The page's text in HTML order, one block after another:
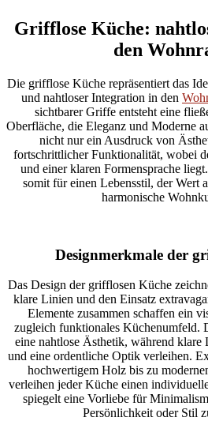
Grifflose Küche:
den
Die grifflose Küche repräsentiert das
und nahtloser Integration in den
sichtbarer Griffe entsteht eine
Oberfläche, die Eleganz und Moderne
nicht nur ein Ausdruck von
fortschrittlicher Funktionalität, wobei
und einer klaren Formensprache
somit für einen Lebensstil, der Wert
harmonische
Designmerkmale der
Das Design der grifflosen Küche
klare Linien und den Einsatz
Elemente zusammen schaffen ein
zugleich funktionales Küchenumfeld.
eine nahtlose Ästhetik, während
und eine ordentliche Optik verleihen.
hochwertigem Holz bis zu
verleihen jeder Küche einen
spiegelt eine Vorliebe für
Persönlichkeit oder Stil